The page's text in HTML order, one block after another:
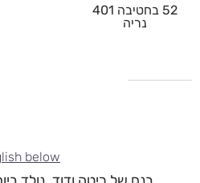
52 בחטיבה 401
נריה
below